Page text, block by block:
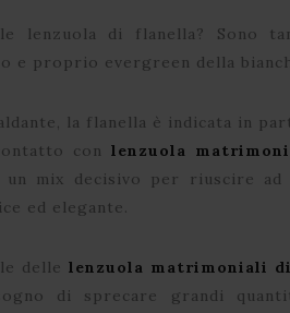
lenzuola di flanella? Sono
e proprio evergreen della
la flanella è indicata in
conlenzuola
mix decisivo per riuscire
ed elegante.
dellelenzuola matrimoniali
di sprecare grandi